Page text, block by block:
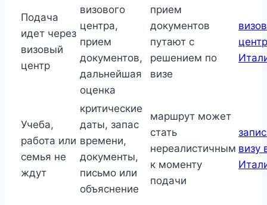
Подача
идет через
визовый
центр
визового
центра,
прием
документов,
дальнейшая
оценка
прием
документов
путают с
решением по
визе
центр
Учеба,
работа или
семья не
ждут
критические
даты, запас
времени,
документы,
письмо или
объяснение
маршрут может
стать
нереалистичным
к моменту
подачи
визу